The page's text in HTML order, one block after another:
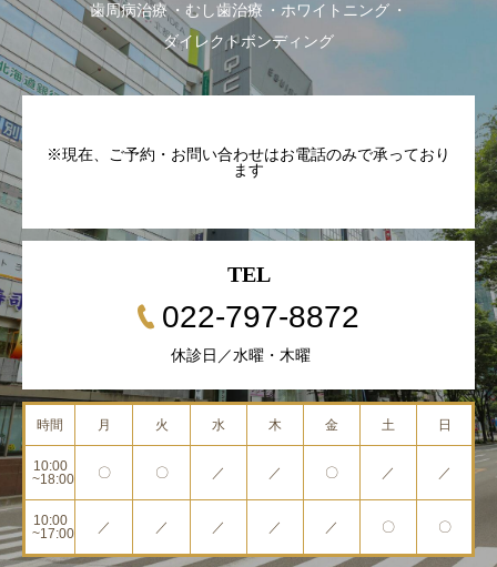
歯周病治療
むし歯治療
ホワイトニング
ダイレクトボンディング
TEL
022-797-8872
休診日／水曜・木曜
時間 月 火 水 木 金 土 日
10:00
~18:00
〇 〇 ／ ／ 〇 ／ ／
10:00
~17:00
／ ／ ／ ／ ／ 〇 〇